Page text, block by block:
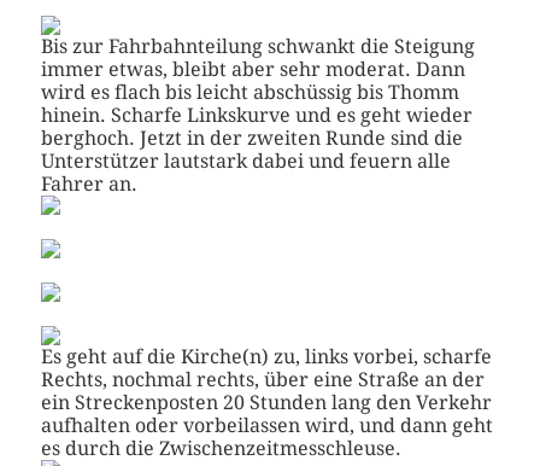
Bis zur Fahrbahnteilung schwankt die Steigung
immer etwas, bleibt aber sehr moderat. Dann
wird es flach bis leicht abschüssig bis Thomm
hinein. Scharfe Linkskurve und es geht wieder
berghoch. Jetzt in der zweiten Runde sind die
Unterstützer lautstark dabei und feuern alle
Fahrer an.
Es geht auf die Kirche(n) zu, links vorbei, scharfe
Rechts, nochmal rechts, über eine Straße an der
ein Streckenposten 20 Stunden lang den Verkehr
aufhalten oder vorbeilassen wird, und dann geht
es durch die Zwischenzeitmesschleuse.